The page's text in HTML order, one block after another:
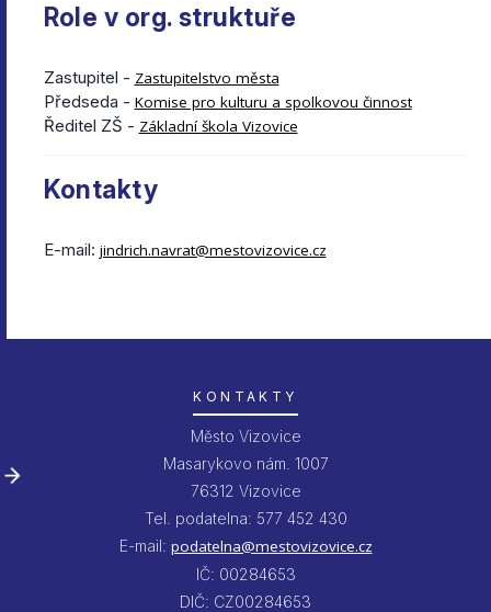
Role v org. struktuře
Zastupitel - Zastupitelstvo města
Předseda - Komise pro kulturu a spolkovou činnost
Ředitel ZŠ - Základní škola Vizovice
Kontakty
E-mail: jindrich.navrat@mestovizovice.cz
KONTAKTY
Město Vizovice
Masarykovo nám. 1007
76312 Vizovice
Tel. podatelna: 577 452 430
E-mail: podatelna@mestovizovice.cz
IČ: 00284653
DIČ: CZ00284653